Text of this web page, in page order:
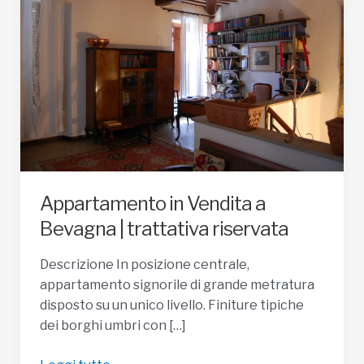
Appartamento in Vendita a
Bevagna | trattativa riservata
Descrizione In posizione centrale,
appartamento signorile di grande metratura
disposto su un unico livello. Finiture tipiche
dei borghi umbri con […]